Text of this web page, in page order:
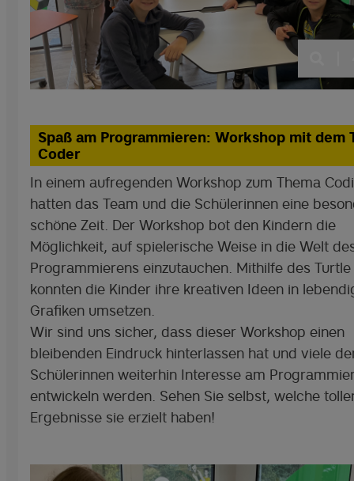
Spaß am Programmieren: Workshop mit dem
Coder
In einem aufregenden Workshop zum Thema
hatten das Team und die Schülerinnen eine
schöne Zeit. Der Workshop bot den Kindern die
Möglichkeit, auf spielerische Weise in die Welt
Programmierens einzutauchen. Mithilfe des
konnten die Kinder ihre kreativen Ideen in
Grafiken umsetzen.
Wir sind uns sicher, dass dieser Workshop einen
bleibenden Eindruck hinterlassen hat und viele
Schülerinnen weiterhin Interesse am
entwickeln werden. Sehen Sie selbst, welche
Ergebnisse sie erzielt haben!